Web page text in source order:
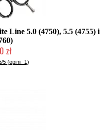
Line 5.0 (4750), 5.5 (4755) i
zł
w 24h)
5 (opinii: 1)